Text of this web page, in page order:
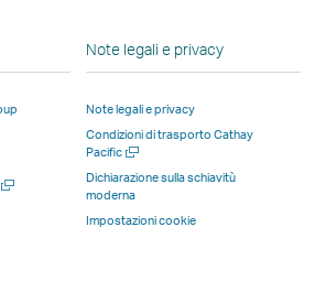
apre
in
Note legali e privacy
Note legali e privacy
Condizioni di trasporto Cathay
PacificApri
nuova
finestra
Dichiarazione sulla schiavitù
moderna
Impostazioni cookie